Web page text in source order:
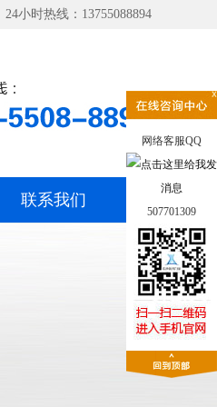
24小时热线：13755088894
联系我们
网络客服QQ
507701309